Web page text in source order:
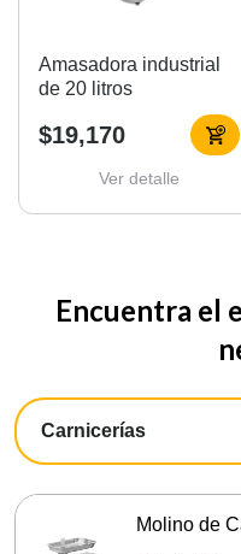
Amasadora industrial
de 20 litros
$19,170
Ver detalle
Encuentra el
Molino de